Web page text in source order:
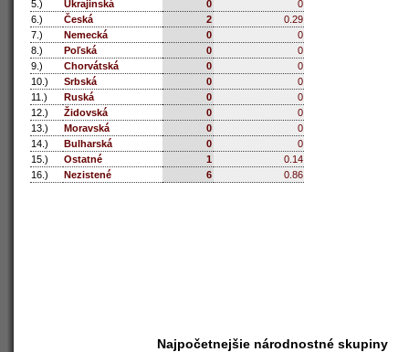
5.)
Ukrajinská 0
0
6.)
Česká 2
0.29
7.)
Nemecká 0
0
8.)
Poľská 0
0
9.)
Chorvátská 0
0
10.)
Srbská 0
0
11.)
Ruská 0
0
12.)
Židovská 0
0
13.)
Moravská 0
0
14.)
Bulharská 0
0
15.)
Ostatné 1
0.14
16.)
Nezistené 6 0.86
Najpočetnejšie národnostné skupiny